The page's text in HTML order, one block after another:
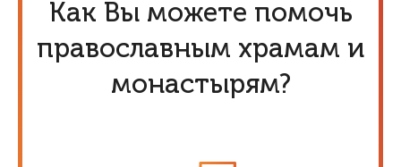
Как Вы можете помочь
православным храмам и
монастырям?